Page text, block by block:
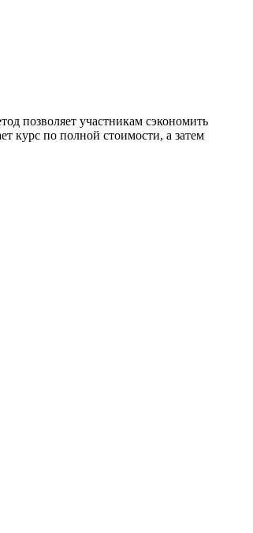
позволяет участникам сэкономить
курс по полной стоимости, а затем